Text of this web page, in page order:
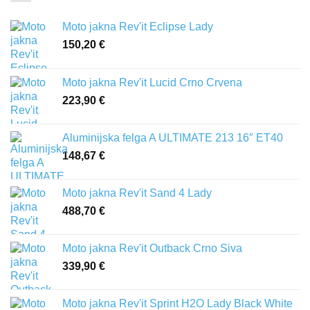
Moto jakna Rev'it Eclipse Lady
150,20 €
Moto jakna Rev'it Lucid Crno Crvena
223,90 €
Aluminijska felga A ULTIMATE 213 16″ ET40
148,67 €
Moto jakna Rev'it Sand 4 Lady
488,70 €
Moto jakna Rev'it Outback Crno Siva
339,90 €
Moto jakna Rev'it Sprint H2O Lady Black White